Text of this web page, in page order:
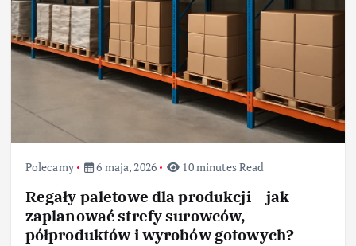
Polecamy 6 maja, 2026 10 minutes Read
Regały paletowe dla produkcji – jak
zaplanować strefy surowców,
półproduktów i wyrobów gotowych?